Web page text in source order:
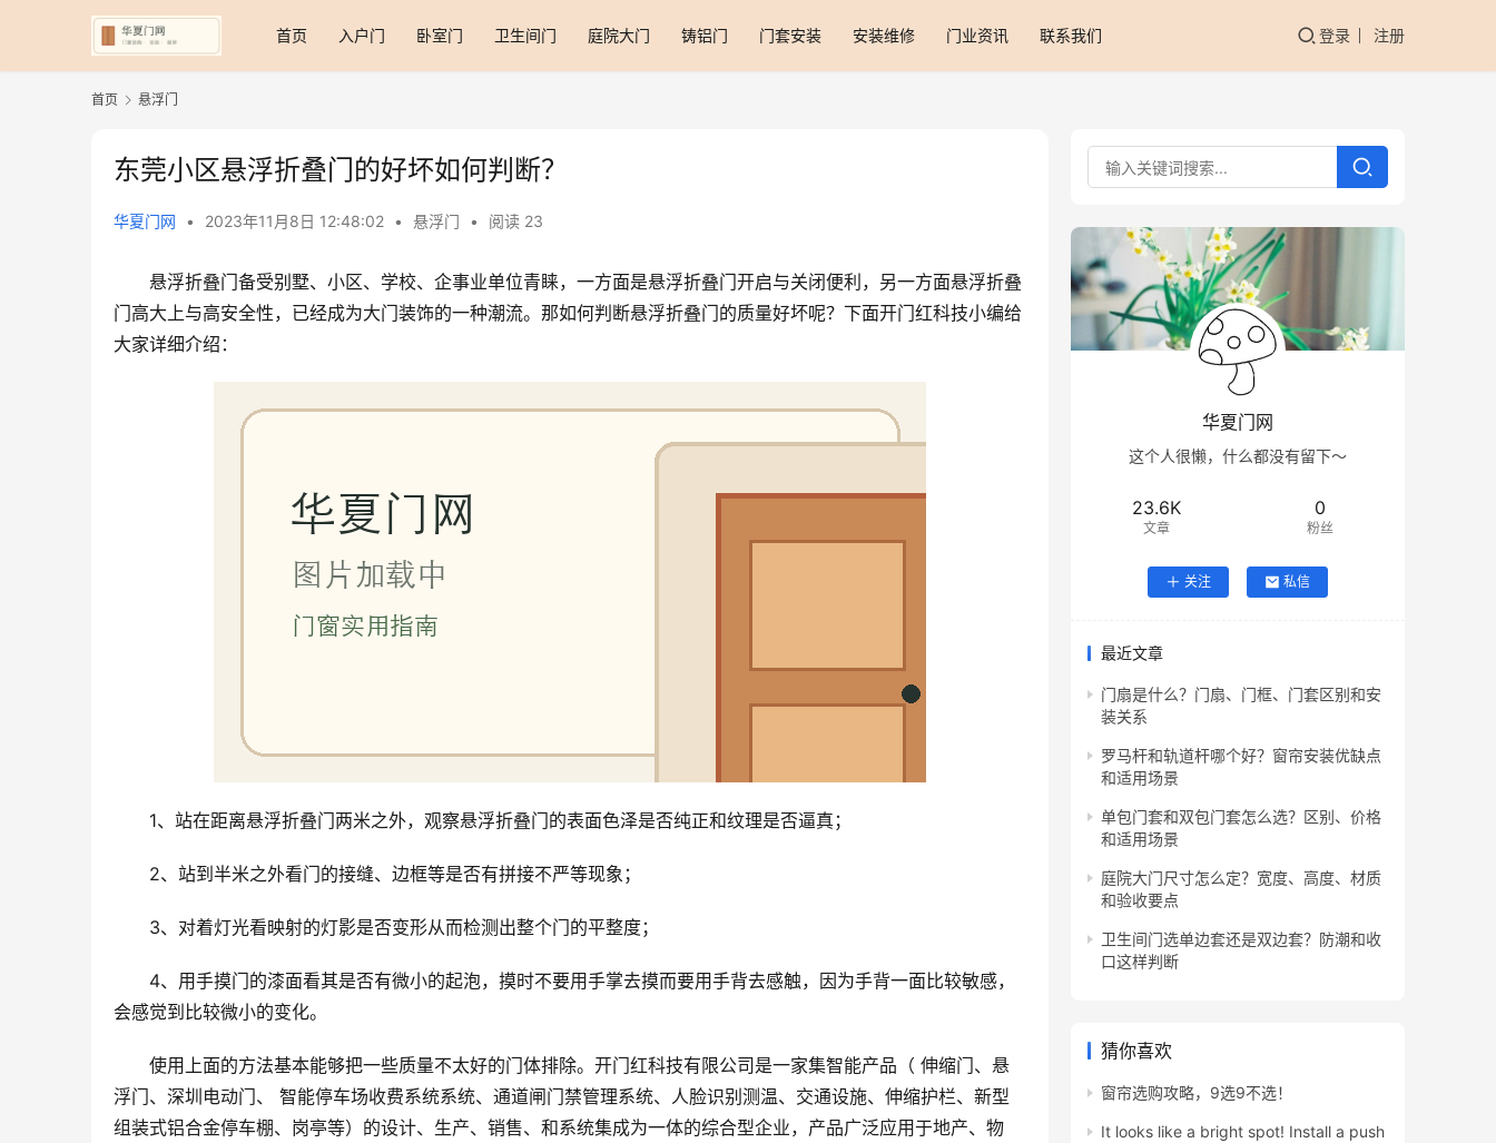
首页 入户门 卧室门 卫生间门 庭院大门 铸铝门 门套安装 安装维修 门业资讯 联系我们 登录 注册
首页 悬浮门
东莞小区悬浮折叠门的好坏如何判断？
华夏门网 • 2023年11月8日 12:48:02 • 悬浮门 • 阅读 23
悬浮折叠门备受别墅、小区、学校、企事业单位青睐，一方面是悬浮折叠门开启与关闭便利，另一方面悬浮折叠
门高大上与高安全性，已经成为大门装饰的一种潮流。那如何判断悬浮折叠门的质量好坏呢？下面开门红科技小编给
大家详细介绍：
1、站在距离悬浮折叠门两米之外，观察悬浮折叠门的表面色泽是否纯正和纹理是否逼真；
2、站到半米之外看门的接缝、边框等是否有拼接不严等现象；
3、对着灯光看映射的灯影是否变形从而检测出整个门的平整度；
4、用手摸门的漆面看其是否有微小的起泡，摸时不要用手掌去摸而要用手背去感触，因为手背一面比较敏感，
会感觉到比较微小的变化。
使用上面的方法基本能够把一些质量不太好的门体排除。 开门红科技有限公司是一家集智能产品（ 伸缩门、悬
浮门、深圳电动门、 智能停车场收费系统系统、通道闸门禁管理系统、人脸识别测温、交通设施、伸缩护栏、新型
组装式铝合金停车棚、岗亭等）的设计、生产、销售、和系统集成为一体的综合型企业，产品广泛应用于地产、物
华夏门网
这个人很懒，什么都没有留下～
23.6K
文章
0
粉丝
关注 私信
最近文章
门扇是什么？门扇、门框、门套区别和安
装关系
罗马杆和轨道杆哪个好？窗帘安装优缺点
和适用场景
单包门套和双包门套怎么选？区别、价格
和适用场景
庭院大门尺寸怎么定？宽度、高度、材质
和验收要点
卫生间门选单边套还是双边套？防潮和收
口这样判断
猜你喜欢
窗帘选购攻略，9选9不选！
It looks like a bright spot! Install a push